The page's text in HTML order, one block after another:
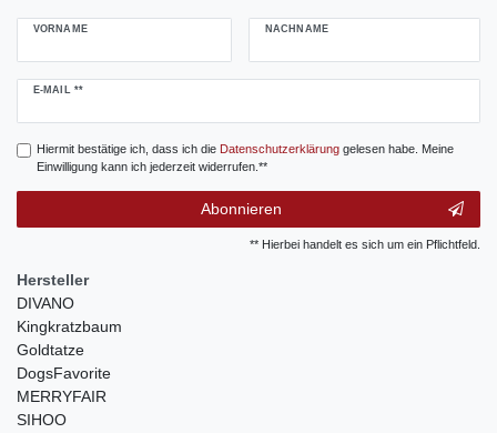
VORNAME NACHNAME
E-MAIL **
Newsletter
Hiermit bestätige ich, dass ich die Daten­schutz­erklärunggelesen habe. Meine
Einwilligung kann ich jederzeit widerrufen.**
Abonnieren
** Hierbei handelt es sich um ein Pflichtfeld.
Hersteller
DIVANO
Kingkratzbaum
Goldtatze
DogsFavorite
MERRYFAIR
SIHOO